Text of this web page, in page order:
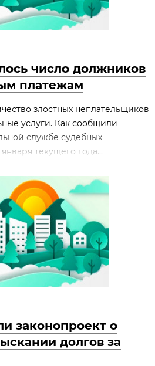
число должников
платежам
злостных неплательщиков
услуги. Как сообщили
службе судебных
текущего года...
законопроект о
долгов за